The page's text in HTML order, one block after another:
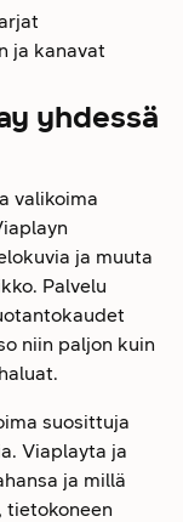
ja kanavat
yhdessä
valikoima
ja muuta
Palvelu
niin paljon kuin
suosittuja
Viaplayta ja
ja millä
tietokoneen